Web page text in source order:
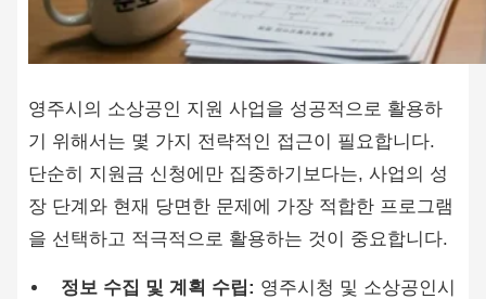
영주시의 소상공인 지원 사업을 성공적으로 활용하
기 위해서는 몇 가지 전략적인 접근이 필요합니다.
단순히 지원금 신청에만 집중하기보다는, 사업의 성
장 단계와 현재 당면한 문제에 가장 적합한 프로그램
을 선택하고 적극적으로 활용하는 것이 중요합니다.
정보 수집 및 계획 수립: 영주시청 및 소상공인시